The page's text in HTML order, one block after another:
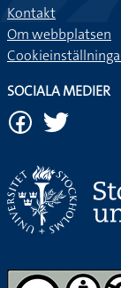
Kontakt
Om webbplatsen
SOCIALA MEDIER